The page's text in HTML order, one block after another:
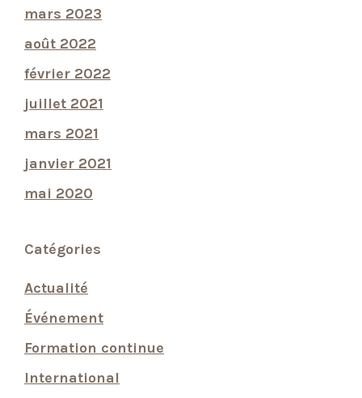
mars 2023
août 2022
février 2022
juillet 2021
mars 2021
janvier 2021
mai 2020
Catégories
Actualité
Événement
Formation continue
International